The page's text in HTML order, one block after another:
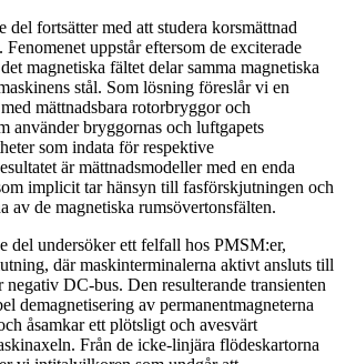
del fortsätter med att studera korsmättnad
uppstår eftersom de exciterade
magnetiska fältet delar samma magnetiska
stål. Som lösning föreslår vi en
mättnadsbara rotorbryggor och
använder bryggornas och luftgapets
som indata för respektive
är mättnadsmodeller med en enda
implicit tar hänsyn till fasförskjutningen och
av de magnetiska rumsövertonsfälten.
del undersöker ett felfall hos PMSM:er,
där maskinterminalerna aktivt ansluts till
DC-bus. Den resulterande transienten
demagnetisering av permanentmagneterna
åsamkar ett plötsligt och avesvärt
Från de icke-linjära flödeskartorna